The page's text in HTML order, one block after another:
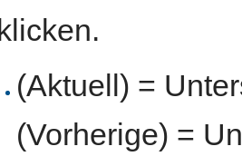
klicken.
(Aktuell) =
(Vorherige) =